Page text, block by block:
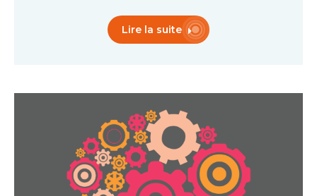
Lire la suite